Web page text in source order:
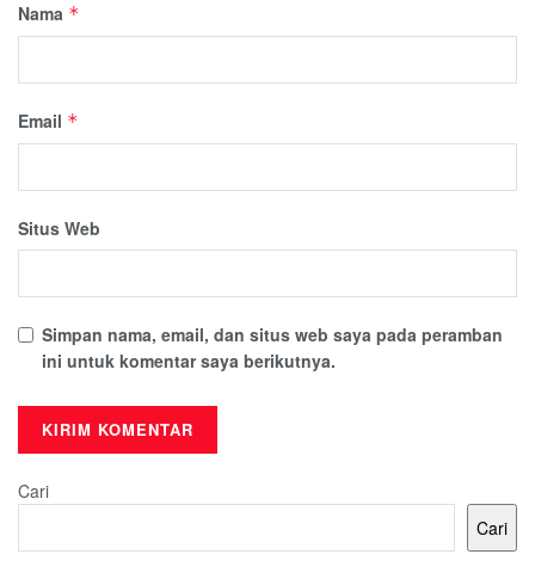
Nama *
Email *
Situs Web
Simpan nama, email, dan situs web saya pada peramban
ini untuk komentar saya berikutnya.
Cari
Cari